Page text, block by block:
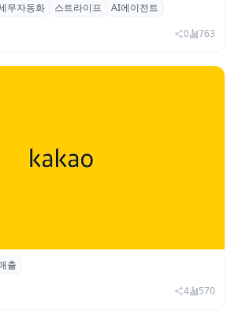
트라이프 출신 이창헌 영입…
이전트 개발 본격화
무자동화 스트라이프
AI에이전트
0 763
2분기 매출 2조985억·영업
대 분기 최대
출
4 570